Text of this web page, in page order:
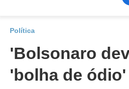
Política
'Bolsonaro
'bolha de